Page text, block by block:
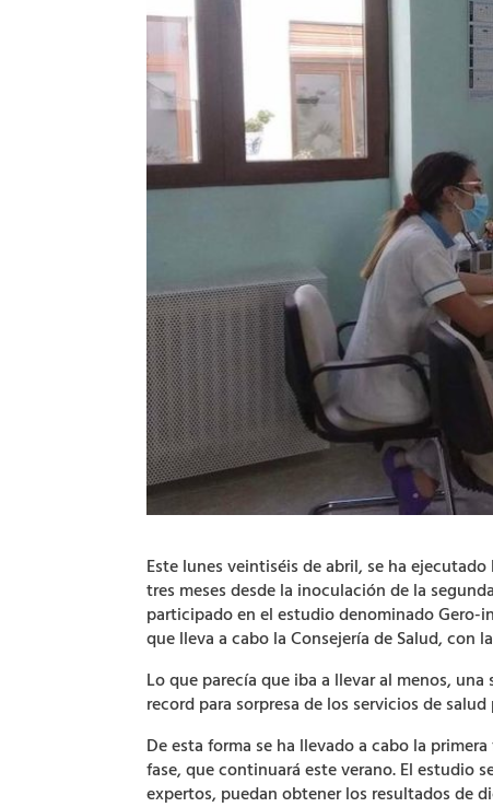
Este lunes veintiséis de abril, se ha
tres meses desde la inoculación de la
participado en el estudio denominado Gero-
que lleva a cabo la Consejería de Salud, con
Lo que parecía que iba a llevar al menos,
record para sorpresa de los servicios de
De esta forma se ha llevado a cabo la
fase, que continuará este verano. El estudio
expertos, puedan obtener los resultados de